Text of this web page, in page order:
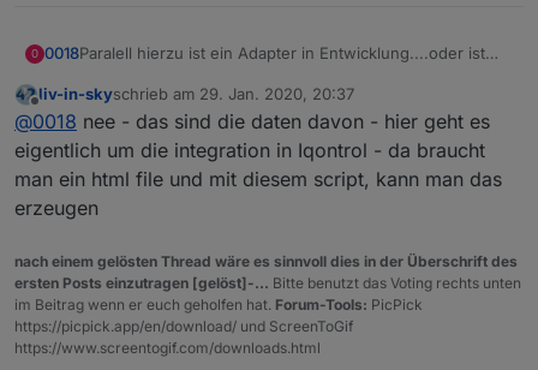
0 0018Paralell hierzu ist ein Adapter in Entwicklung....oder ist
https://forum.iobroker.net/topic/29506/test-adapter-
openligadb-v0-0-xt
Offline
liv-in-skyschrieb am 29. Jan. 2020, 20:37
zuletzt editiert von
@0018 nee - das sind die daten davon - hier geht es
eigentlich um die integration in Iqontrol - da braucht
man ein html file und mit diesem script, kann man das
erzeugen
nach einem gelösten Thread wäre es sinnvoll dies in der Überschrift des
ersten Posts einzutragen [gelöst]-... Bitte benutzt das Voting rechts unten
im Beitrag wenn er euch geholfen hat. Forum-Tools: PicPick
https://picpick.app/en/download/ und ScreenToGif
https://www.screentogif.com/downloads.html